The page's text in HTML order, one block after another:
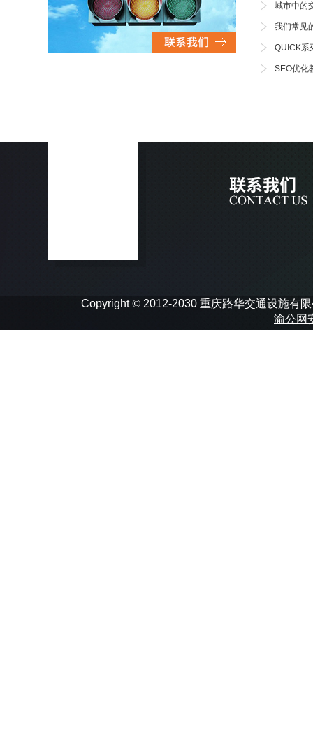
城市中的
我们常见
QUICK系
SEO优化
Copyright© 2012-2030 重庆路华交通设施有
渝公网